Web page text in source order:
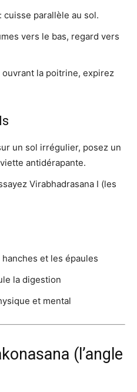
: cuisse parallèle au sol.
vers le bas, regard vers
ouvrant la poitrine, expirez
un sol irrégulier, posez un
antidérapante.
Virabhadrasana I (les
et les épaules
la digestion
et mental
(l’angle